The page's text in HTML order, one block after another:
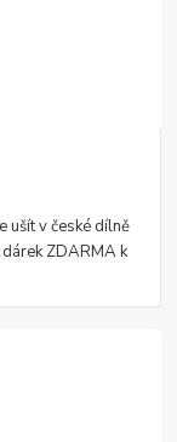
ušít v české dílně
ZDARMA k